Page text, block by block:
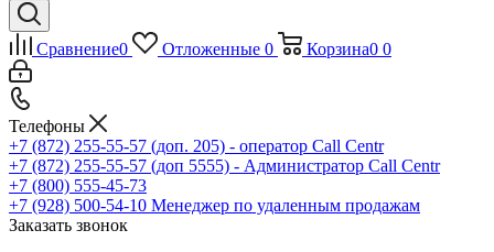
Сравнение0 Отложенные 0 Корзина0 0
Телефоны
+7 (872) 255-55-57 (доп. 205) - оператор Call Centr
+7 (872) 255-55-57 (доп 5555) - Администратор Call Centr
+7 (800) 555-45-73
+7 (928) 500-54-10 Менеджер по удаленным продажам
Заказать звонок